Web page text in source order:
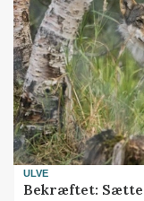
ULVE
Bekræftet: